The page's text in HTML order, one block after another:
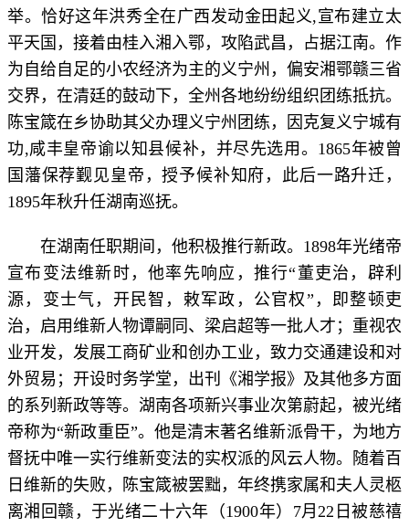
举。恰好这年洪秀全在广西发动金田起义,宣布建立太
平天国，接着由桂入湘入鄂，攻陷武昌，占据江南。作
为自给自足的小农经济为主的义宁州，偏安湘鄂赣三省
交界，在清廷的鼓动下，全州各地纷纷组织团练抵抗。
陈宝箴在乡协助其父办理义宁州团练，因克复义宁城有
功,咸丰皇帝谕以知县候补，并尽先选用。1865年被曾
国藩保荐觐见皇帝，授予候补知府，此后一路升迁，
1895年秋升任湖南巡抚。
在湖南任职期间，他积极推行新政。1898年光绪帝
宣布变法维新时，他率先响应，推行“董吏治，辟利
源，变士气，开民智，敕军政，公官权”，即整顿吏
治，启用维新人物谭嗣同、梁启超等一批人才；重视农
业开发，发展工商矿业和创办工业，致力交通建设和对
外贸易；开设时务学堂，出刊《湘学报》及其他多方面
的系列新政等等。湖南各项新兴事业次第蔚起，被光绪
帝称为“新政重臣”。他是清末著名维新派骨干，为地方
督抚中唯一实行维新变法的实权派的风云人物。随着百
日维新的失败，陈宝箴被罢黜，年终携家属和夫人灵柩
离湘回赣，于光绪二十六年（1900年）7月22日被慈禧